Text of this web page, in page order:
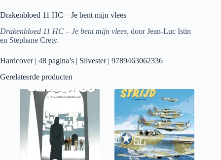
Drakenbloed 11 HC – Je bent mijn vlees
Drakenbloed 11 HC – Je bent mijn vlees, door Jean-Luc Istin
en Stephane Crety.
Hardcover | 48 pagina’s | Silvester | 9789463062336
Gerelateerde producten